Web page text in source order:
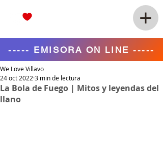
----- EMISORA ON LINE -----
La Bola de Fuego | Mitos y leyendas del
llano
We Love Villavo
24 oct 2022 3 min de lectura